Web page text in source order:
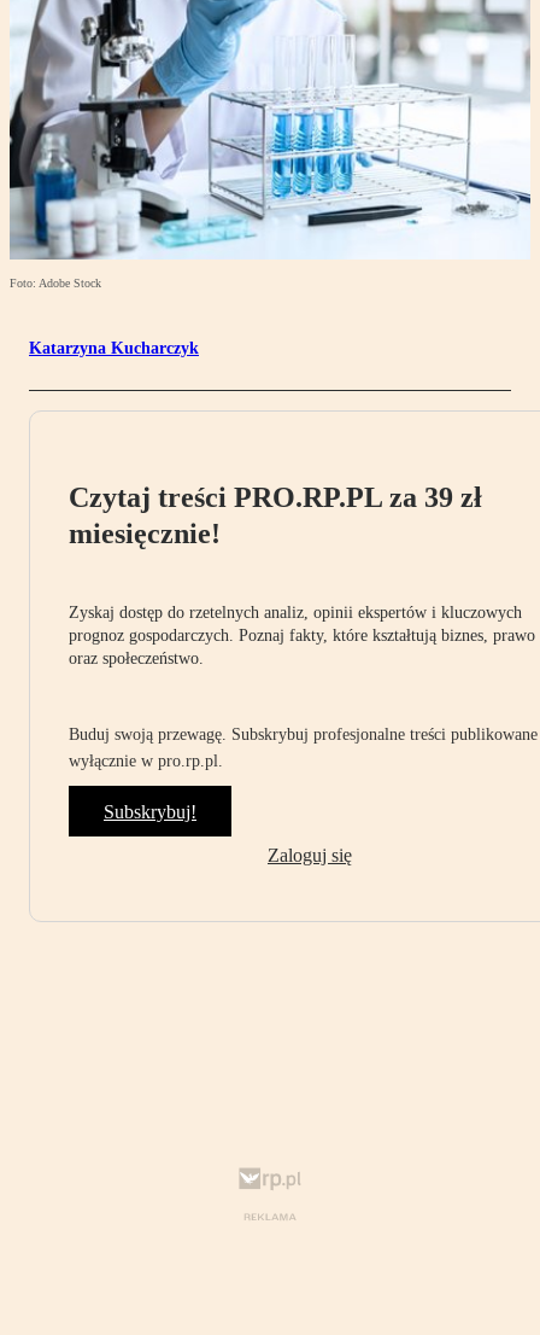
Foto: Adobe Stock
Katarzyna Kucharczyk
Czytaj treści PRO.RP.PL za 39 zł
miesięcznie!
Zyskaj dostęp do rzetelnych analiz, opinii ekspertów i kluczowych
prognoz gospodarczych. Poznaj fakty, które kształtują biznes, prawo
oraz społeczeństwo.
Buduj swoją przewagę. Subskrybuj profesjonalne treści publikowane
wyłącznie w pro.rp.pl.
Subskrybuj!
Zaloguj się